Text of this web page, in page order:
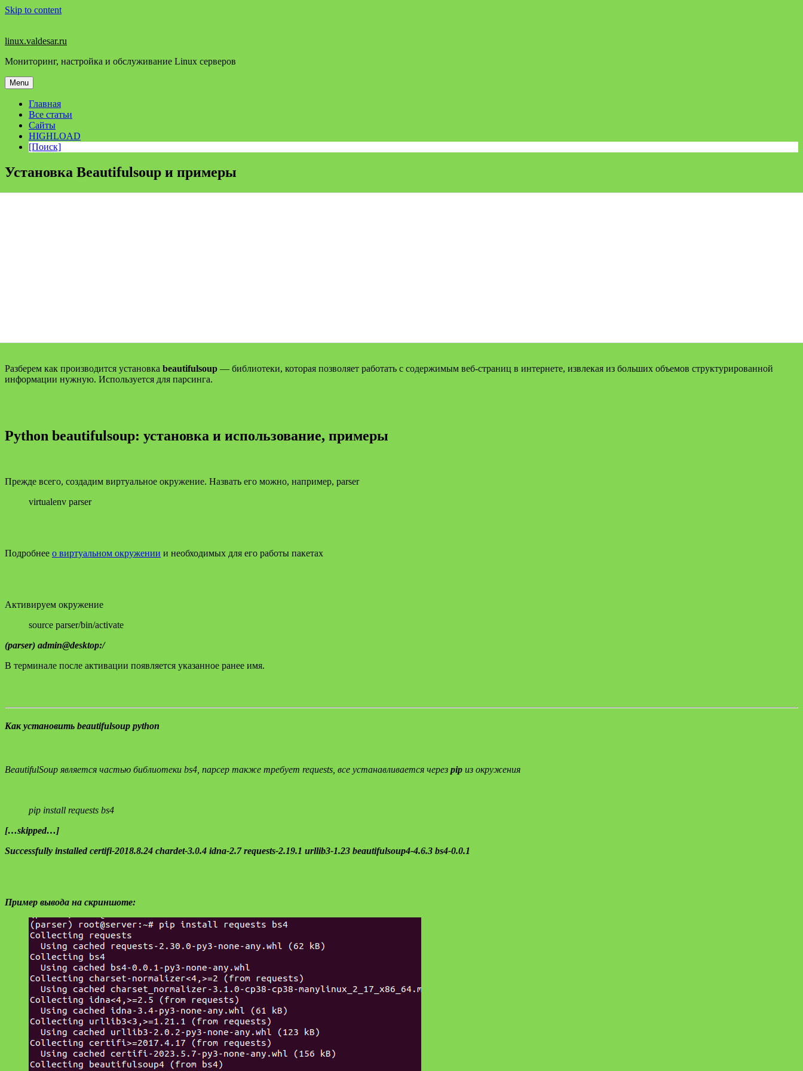
Skip to content
linux.valdesar.ru
Мониторинг, настройка и обслуживание Linux серверов
Menu
Главная
Все статьи
Сайты
HIGHLOAD
[Поиск]
Установка Beautifulsoup и примеры
Разберем как производится установка beautifulsoup — библиотеки, которая позволяет работать с содержимым веб-страниц в интернете, извлекая из больших объемов структурированной
информации нужную. Используется для парсинга.
Python beautifulsoup: установка и использование, примеры
Прежде всего, создадим виртуальное окружение. Назвать его можно, например, parser
virtualenv parser
Подробнее о виртуальном окружении и необходимых для его работы пакетах
Активируем окружение
source parser/bin/activate
(parser) admin@desktop:/
В терминале после активации появляется указанное ранее имя.
Как установить beautifulsoup python
BeautifulSoup является частью библиотеки bs4, парсер также требует requests, все устанавливается через pip из окружения
pip install requests bs4
[…skipped…]
Successfully installed certifi-2018.8.24 chardet-3.0.4 idna-2.7 requests-2.19.1 urllib3-1.23 beautifulsoup4-4.6.3 bs4-0.0.1
Пример вывода на скриншоте: